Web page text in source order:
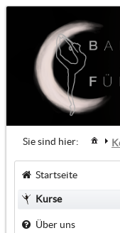
Sie sind hier:
Startseite
Kurse
Über uns